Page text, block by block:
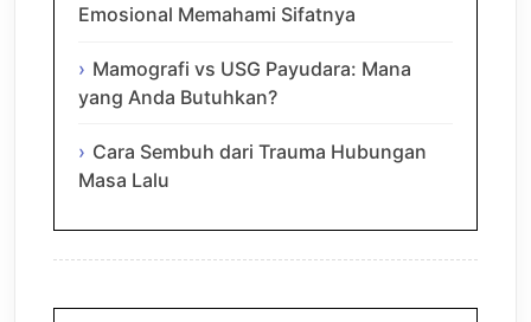
Emosional Memahami Sifatnya
Mamografi vs USG Payudara: Mana
yang Anda Butuhkan?
Cara Sembuh dari Trauma Hubungan
Masa Lalu